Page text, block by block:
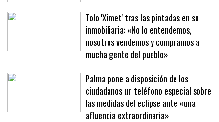
Tolo 'Ximet' tras las pintadas en su
inmobiliaria: «No lo entendemos,
nosotros vendemos y compramos a
mucha gente del pueblo»
Palma pone a disposición de los
ciudadanos un teléfono especial sobre
las medidas del eclipse ante «una
afluencia extraordinaria»